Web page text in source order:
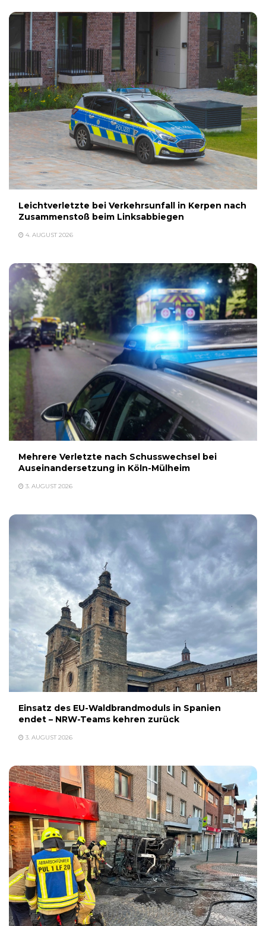
Leichtverletzte bei Verkehrsunfall in Kerpen nach
Zusammenstoß beim Linksabbiegen
4. AUGUST 2026
Mehrere Verletzte nach Schusswechsel bei
Auseinandersetzung in Köln-Mülheim
3. AUGUST 2026
Einsatz des EU-Waldbrandmoduls in Spanien
endet – NRW-Teams kehren zurück
3. AUGUST 2026